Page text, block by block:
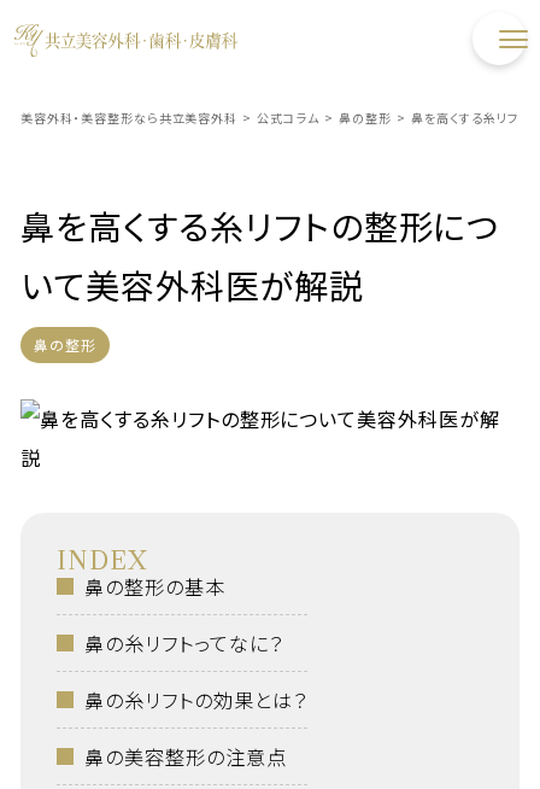
美容外科・美容整形なら共立美容外科 > 公式コラム > 鼻の整形 > 鼻を高くする糸リフ
鼻を高くする糸リフトの整形につ
いて美容外科医が解説
鼻の整形
INDEX
鼻の整形の基本
鼻の糸リフトってなに？
鼻の糸リフトの効果とは？
鼻の美容整形の注意点